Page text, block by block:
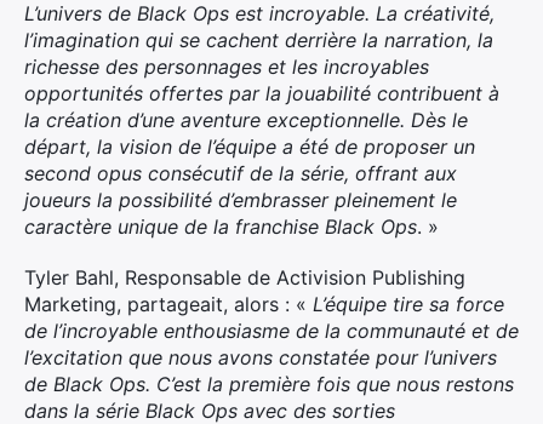
L’univers de Black Ops est incroyable. La créativité,
l’imagination qui se cachent derrière la narration, la
richesse des personnages et les incroyables
opportunités offertes par la jouabilité contribuent à
la création d’une aventure exceptionnelle. Dès le
départ, la vision de l’équipe a été de proposer un
second opus consécutif de la série, offrant aux
joueurs la possibilité d’embrasser pleinement le
caractère unique de la franchise Black Ops. »
Tyler Bahl, Responsable de Activision Publishing
Marketing, partageait, alors : « L’équipe tire sa force
de l’incroyable enthousiasme de la communauté et de
l’excitation que nous avons constatée pour l’univers
de Black Ops. C’est la première fois que nous restons
dans la série Black Ops avec des sorties